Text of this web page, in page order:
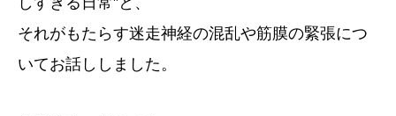
それがもたらす迷走神経の混乱や筋膜の緊張につ
いてお話ししました。